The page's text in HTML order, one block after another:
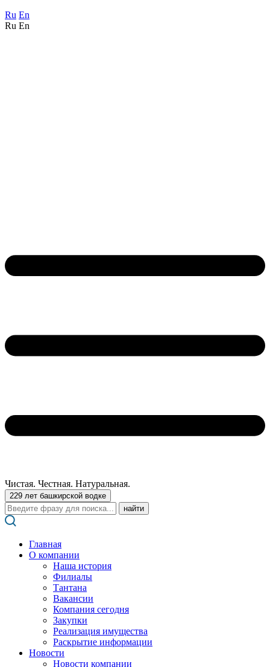
Ru En
Ru En
Чистая. Честная. Натуральная.
229 лет башкирской водке
Поиск:
Главная
О компании
Наша история
Филиалы
Тантана
Вакансии
Компания сегодня
Закупки
Реализация имущества
Раскрытие информации
Новости
Новости компании